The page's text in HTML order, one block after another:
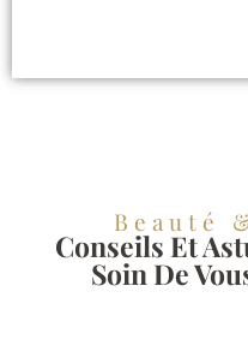
Beauté
Conseils Et
Soin De